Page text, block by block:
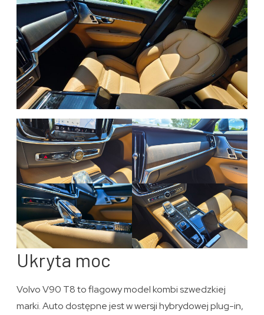
Ukryta moc
Volvo V90 T8 to flagowy model kombi szwedzkiej
marki. Auto dostępne jest w wersji hybrydowej plug-in,